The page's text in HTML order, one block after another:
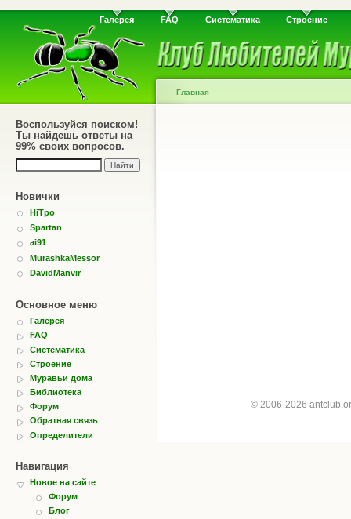
Галерея FAQ Систематика Строение
Воспользуйся поиском!
Ты найдешь ответы на
99% своих вопросов.
Новички
HiTpo
Spartan
ai91
MurashkaMessor
DavidManvir
Основное меню
Галерея
FAQ
Систематика
Строение
Муравьи дома
Библиотека
Форум
Обратная связь
Определители
Навигация
Новое на сайте
Форум
Блог
Главная
© 2006-2026